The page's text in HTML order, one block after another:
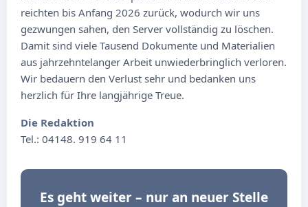
reichten bis Anfang 2026 zurück, wodurch wir uns
gezwungen sahen, den Server vollständig zu löschen.
Damit sind viele Tausend Dokumente und Materialien
aus jahrzehntelanger Arbeit unwiederbringlich verloren.
Wir bedauern den Verlust sehr und bedanken uns
herzlich für Ihre langjährige Treue.
Die Redaktion
Tel.: 04148. 919 64 11
Es geht weiter – nur an neuer Stelle